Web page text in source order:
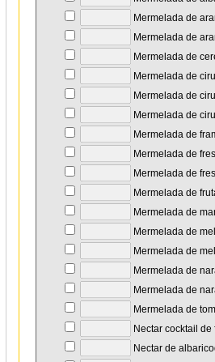
Mermelada de
Mermelada de
Mermelada de
Mermelada de
Mermelada de
Mermelada de
Mermelada de
Mermelada de
Mermelada de
Mermelada de
Mermelada de
Mermelada de
Mermelada de
Mermelada de
Mermelada de
Mermelada de
Nectar cocktail
Nectar de